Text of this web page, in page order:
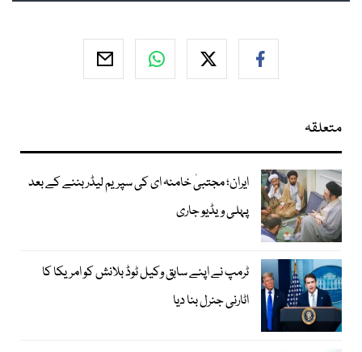
متعلقہ
ایران؛ مجتبیٰ خامنہ ای کی سپریم لیڈر بننے کے بعد
پہلی ویڈیو جاری
ٹرمپ نے اپنے سابق وکیل ٹوڈ بلانش کو امریکا کا
اٹارنی جنرل بنا دیا